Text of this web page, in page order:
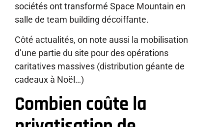
sociétés ont transformé Space Mountain en
salle de team building décoiffante.
Côté actualités, on note aussi la mobilisation
d’une partie du site pour des opérations
caritatives massives (distribution géante de
cadeaux à Noël…)
Combien coûte la